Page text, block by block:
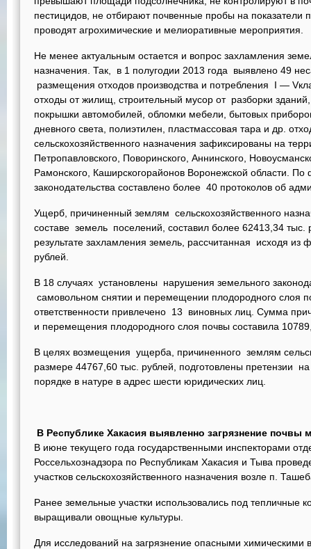
пестицидов, не отбирают почвенные пробы на показатели
проводят агрохимические и мелиоративные мероприятия.
Не менее актуальным остается и вопрос захламления
назначения. Так, в 1 полугодии 2013 года выявлено 49
размещения отходов производства и потребления I —
отходы от жилищ, строительный мусор от разборки
покрышки автомобилей, обломки мебели, бытовых
дневного света, полиэтилен, пластмассовая тара и др.
сельскохозяйственного назначения зафиксированы на
Петропавловского, Поворинского, Аннинского,
Рамонского, Каширскогорайонов Воронежской области.
законодательства составлено более 40 протоколов об
Ущерб, причиненный землям сельскохозяйственного
составе земель поселений, составил более 62413,34
результате захламления земель, рассчитанная исходя из
рублей.
В 18 случаях установлены нарушения земельного
самовольном снятии и перемещении плодородного слоя
ответственности привлечено 13 виновных лиц. Сумма
и перемещения плодородного слоя почвы составила
В целях возмещения ущерба, причиненного землям
размере 44767,60 тыс. рублей, подготовлены претензии
порядке в натуре в адрес шести юридических лиц.
В Республике Хакасия выявленно загрязнение почвы
В июне текущего года государственными инспекторами
Россельхознадзора по Республикам Хакасия и Тыва
участков сельскохозяйственного назначения возле п.
Ранее земельные участки использовались под тепличные
выращивали овощные культуры.
Для исследований на загрязнение опасными химическими